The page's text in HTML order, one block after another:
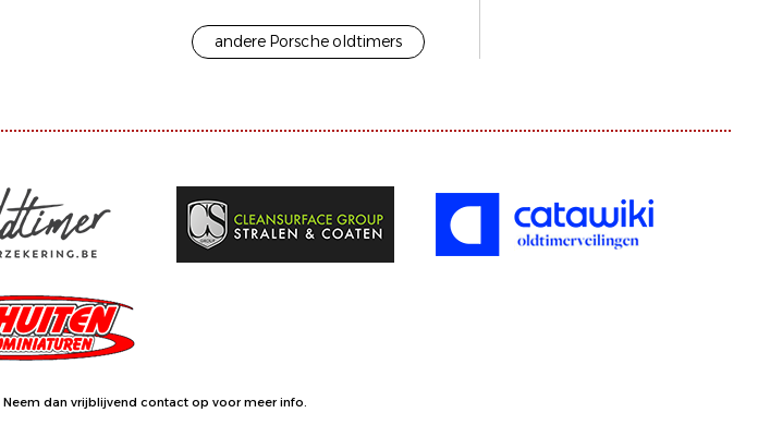
andere Porsche oldtimers
Neem dan vrijblijvend contact op voor meer info.